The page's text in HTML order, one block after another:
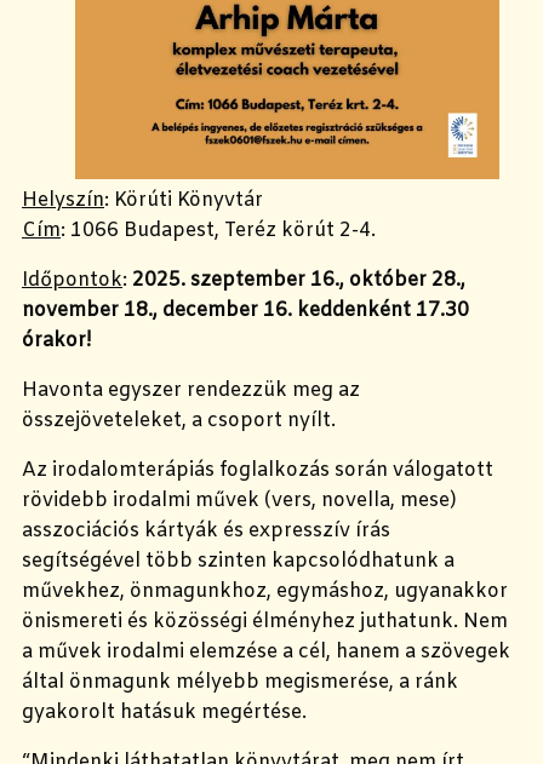
Helyszín: Körúti Könyvtár
Cím: 1066 Budapest, Teréz körút 2-4.
Időpontok: 2025. szeptember 16., október 28.,
november 18., december 16. keddenként 17.30
órakor!
Havonta egyszer rendezzük meg az
összejöveteleket, a csoport nyílt.
Az irodalomterápiás foglalkozás során válogatott
rövidebb irodalmi művek (vers, novella, mese)
asszociációs kártyák és expresszív írás
segítségével több szinten kapcsolódhatunk a
művekhez, önmagunkhoz, egymáshoz, ugyanakkor
önismereti és közösségi élményhez juthatunk. Nem
a művek irodalmi elemzése a cél, hanem a szövegek
által önmagunk mélyebb megismerése, a ránk
gyakorolt hatásuk megértése.